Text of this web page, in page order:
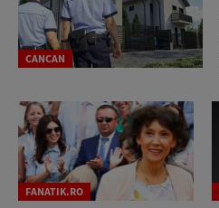
CANCAN
FANATIK.RO